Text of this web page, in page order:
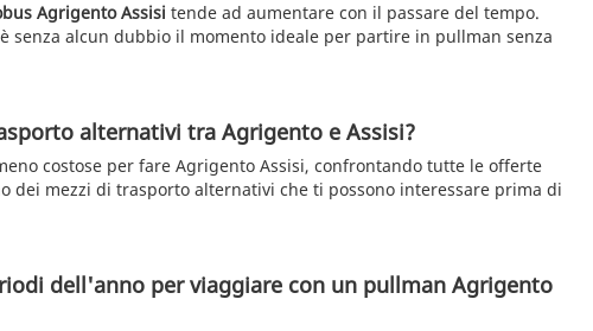
Agrigento Assisi tende ad aumentare con il passare del tempo.
senza alcun dubbio il momento ideale per partire in pullman senza
alternativi tra Agrigento e Assisi?
costose per fare Agrigento Assisi, confrontando tutte le offerte
dei mezzi di trasporto alternativi che ti possono interessare prima di
dell'anno per viaggiare con un pullman Agrigento